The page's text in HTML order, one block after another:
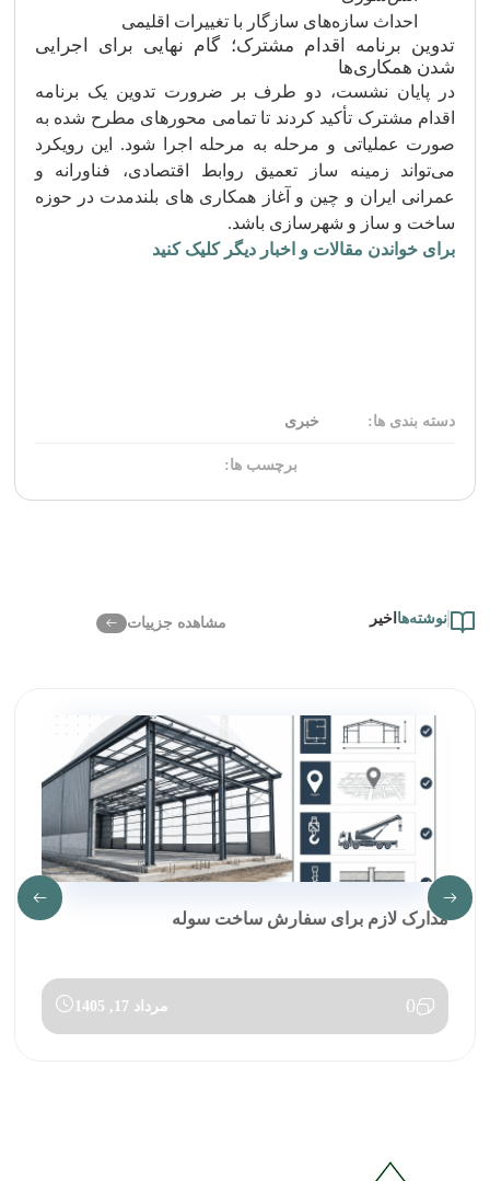
احداث سازه‌های سازگار با تغییرات اقلیمی
تدوین برنامه اقدام مشترک؛ گام نهایی برای اجرایی‌
شدن همکاری‌ها
در پایان نشست، دو طرف بر ضرورت تدوین یک برنامه
اقدام مشترک تأکید کردند تا تمامی محورهای مطرح‌ شده به‌
صورت عملیاتی و مرحله‌ به‌ مرحله اجرا شود. این رویکرد
می‌تواند زمینه‌ ساز تعمیق روابط اقتصادی، فناورانه و
عمرانی ایران و چین و آغاز همکاری‌ های بلندمدت در حوزه
ساخت‌ و ساز و شهرسازی باشد.
برای خواندن مقالات و اخبار دیگر کلیک کنید
دسته بندی ها: خبری
برچسب ها:
نوشته‌ها اخیر مشاهده جزییات
مدارک لازم برای سفارش ساخت سوله
0 مرداد 17, 1405